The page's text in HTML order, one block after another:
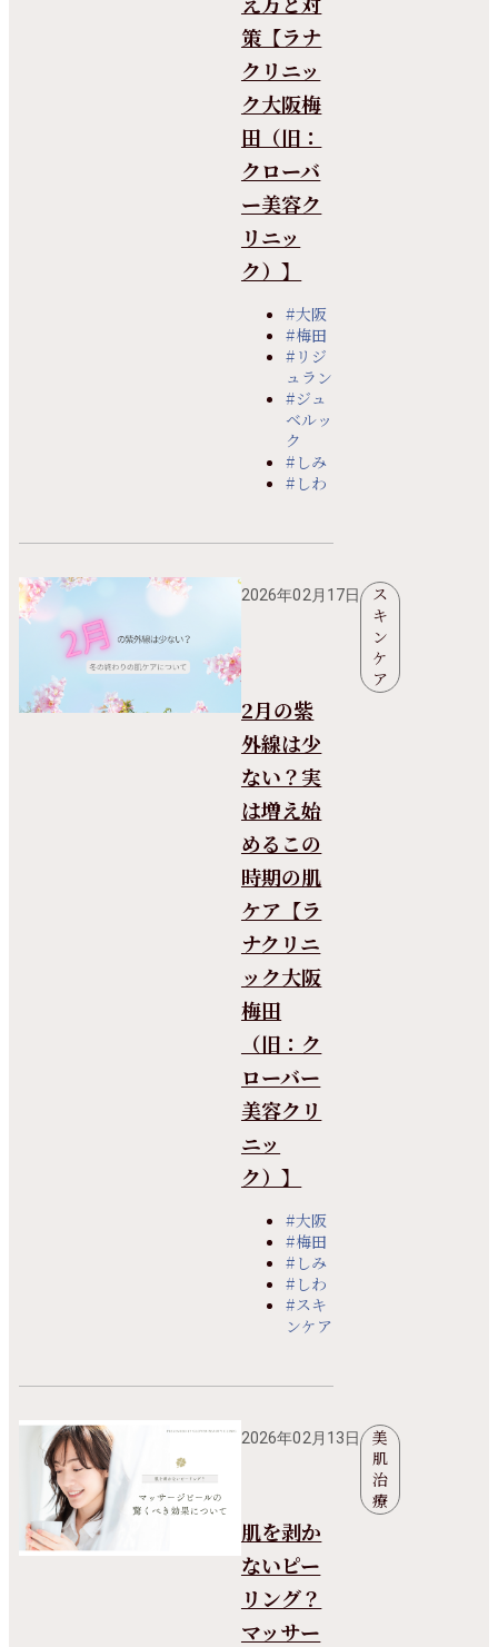
策【ラナ
クリニッ
ク大阪梅
田（旧：
クローバ
ー美容ク
リニッ
ク）】
#大阪
#梅田
#リジ
ュラン
#ジュ
ベルッ
ク
#しみ
#しわ
2026年02月17日
ス
キ
ン
ケ
ア
2月の紫
外線は少
ない？実
は増え始
めるこの
時期の肌
ケア【ラ
ナクリニ
ック大阪
梅田
（旧：ク
ローバー
美容クリ
ニッ
ク）】
#大阪
#梅田
#しみ
#しわ
#スキ
ンケア
2026年02月13日
美
肌
治
療
肌を剥か
ないピー
リング？
マッサー